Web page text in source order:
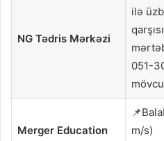
NG Tədris Mərkəzi
ilə
051-
Merger Education
m/s)